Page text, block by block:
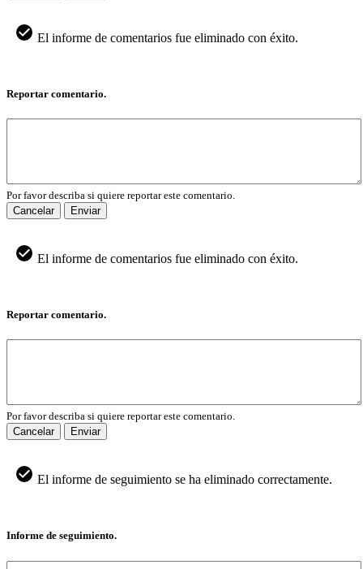
El informe de comentarios fue eliminado con éxito.
Reportar comentario.
Por favor describa si quiere reportar este comentario.
Cancelar
Enviar
El informe de comentarios fue eliminado con éxito.
Reportar comentario.
Por favor describa si quiere reportar este comentario.
Cancelar
Enviar
El informe de seguimiento se ha eliminado correctamente.
Informe de seguimiento.